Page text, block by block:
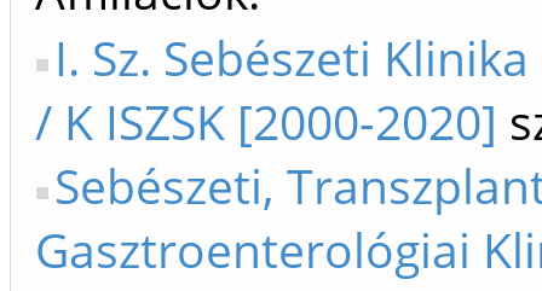
I. Sz. Sebészeti Klinika
/ K ISZSK [2000-2020]
Sebészeti,
Gasztroenterológiai